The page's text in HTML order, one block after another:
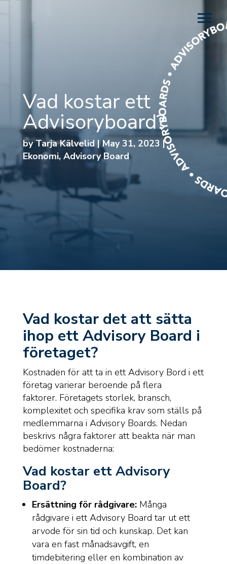
Vad kostar ett
Advisoryboard?
byTarja Kälvelid|May 31, 2023 |
Ekonomi, Advisory Board
Vad kostar det att sätta
ihop ett Advisory Board i
företaget?
Kostnaden för att ta in ett Advisory Bord i ett
företag varierar beroende på flera
faktorer. Företagets storlek, bransch,
komplexitet och specifika krav som ställs på
medlemmarna i Advisory Boards. Nedan
beskrivs några faktorer att beakta när man
bedömer kostnaderna:
Vad kostar ett Advisory
Board?
Ersättning för rådgivare:Många
rådgivare i ett Advisory Board tar ut ett
arvode för sin tid och kunskap. Det kan
vara en fast månadsavgift, en
timdebitering eller en kombination av